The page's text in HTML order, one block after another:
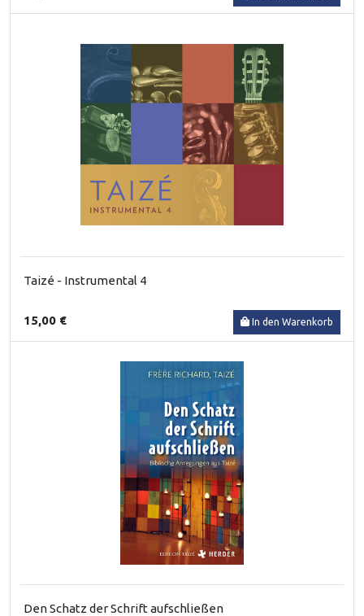
Taizé - Instrumental 4
15,00 € In den Warenkorb
Den Schatz der Schrift aufschließen